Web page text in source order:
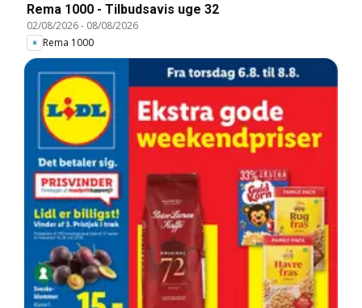
Rema 1000 - Tilbudsavis uge 32
02/08/2026- 08/08/2026
Rema 1000